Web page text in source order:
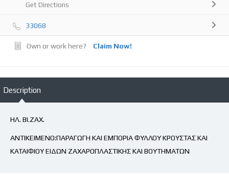
Get Directions
33068
Own or work here? Claim Now!
Description
ΗΛ. ΒΙ.ΖΑΧ.
ΑΝΤΙΚΕΙΜΕΝΟ:ΠΑΡΑΓΩΓΗ ΚΑΙ ΕΜΠΟΡΙΑ ΦΥΛΛΟΥ ΚΡΟΥΣΤΑΣ ΚΑΙ
ΚΑΤΑΙΦΙΟΥ ΕΙΔΩΝ ΖΑΧΑΡΟΠΛΑΣΤΙΚΗΣ ΚΑΙ ΒΟΥΤΗΜΑΤΩΝ